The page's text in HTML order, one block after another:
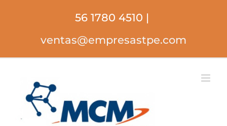
56 1780 4510 |
ventas@empresastpe.com